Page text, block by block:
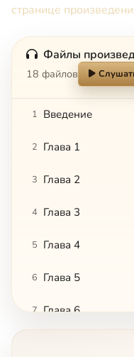
странице
Файлы
18 файлов
1 Введение
2 Глава 1
3 Глава 2
4 Глава 3
5 Глава 4
6 Глава 5
7 Глава 6